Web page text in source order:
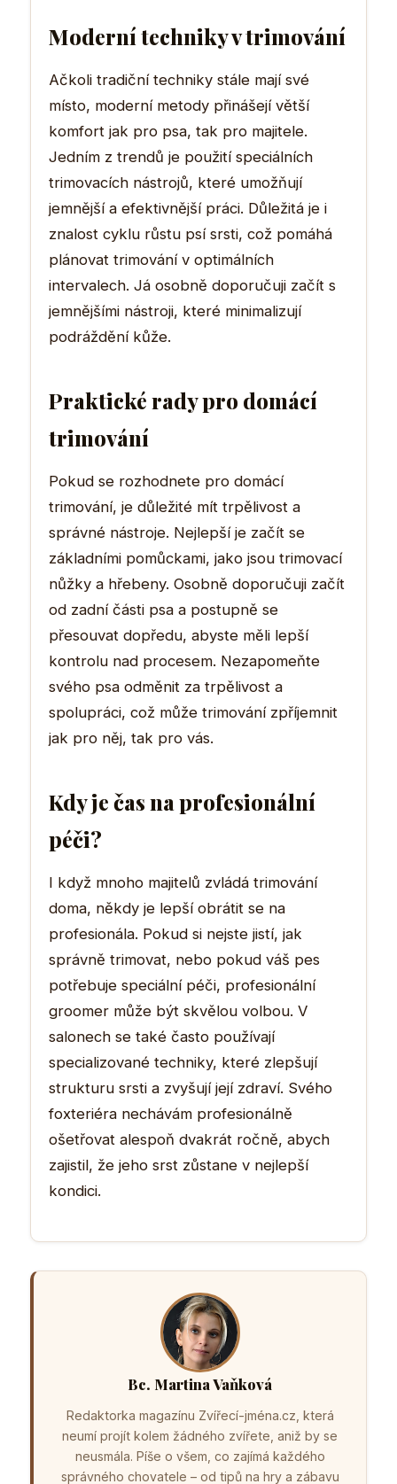
Moderní techniky v trimování
Ačkoli tradiční techniky stále mají své
místo, moderní metody přinášejí větší
komfort jak pro psa, tak pro majitele.
Jedním z trendů je použití speciálních
trimovacích nástrojů, které umožňují
jemnější a efektivnější práci. Důležitá je i
znalost cyklu růstu psí srsti, což pomáhá
plánovat trimování v optimálních
intervalech. Já osobně doporučuji začít s
jemnějšími nástroji, které minimalizují
podráždění kůže.
Praktické rady pro domácí
trimování
Pokud se rozhodnete pro domácí
trimování, je důležité mít trpělivost a
správné nástroje. Nejlepší je začít se
základními pomůckami, jako jsou trimovací
nůžky a hřebeny. Osobně doporučuji začít
od zadní části psa a postupně se
přesouvat dopředu, abyste měli lepší
kontrolu nad procesem. Nezapomeňte
svého psa odměnit za trpělivost a
spolupráci, což může trimování zpříjemnit
jak pro něj, tak pro vás.
Kdy je čas na profesionální
péči?
I když mnoho majitelů zvládá trimování
doma, někdy je lepší obrátit se na
profesionála. Pokud si nejste jistí, jak
správně trimovat, nebo pokud váš pes
potřebuje speciální péči, profesionální
groomer může být skvělou volbou. V
salonech se také často používají
specializované techniky, které zlepšují
strukturu srsti a zvyšují její zdraví. Svého
foxteriéra nechávám profesionálně
ošetřovat alespoň dvakrát ročně, abych
zajistil, že jeho srst zůstane v nejlepší
kondici.
Bc. Martina Vaňková
Redaktorka magazínu Zvířecí-jména.cz, která
neumí projít kolem žádného zvířete, aniž by se
neusmála. Píše o všem, co zajímá každého
správného chovatele – od tipů na hry a zábavu